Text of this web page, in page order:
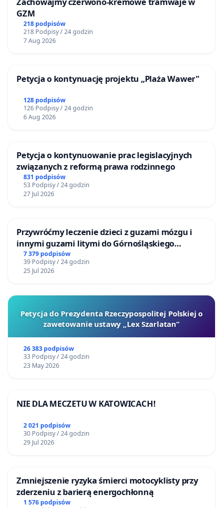
GZM
218 podpisów
218 Podpisy / 24 godzin
7 Aug 2026
Petycja o kontynuację projektu „Plaża Wawer"
128 podpisów
126 Podpisy / 24 godzin
6 Aug 2026
Petycja o kontynuowanie prac legislacyjnych
związanych z reformą prawa rodzinnego
831 podpisów
53 Podpisy / 24 godzin
27 Jul 2026
Przywróćmy leczenie dzieci z guzami mózgu i
innymi guzami litymi do Górnośląskiego
Centrum Zdrowia Dziecka w Katowicach
7 379 podpisów
39 Podpisy / 24 godzin
25 Jul 2026
Petycja do Prezydenta Rzeczypospolitej Polskiej o
zawetowanie ustawy „Lex Szarlatan”
26 383 podpisów
33 Podpisy / 24 godzin
23 May 2026
NIE DLA MECZETU W KATOWICACH!
2 021 podpisów
30 Podpisy / 24 godzin
29 Jul 2026
Zmniejszenie ryzyka śmierci motocyklisty przy
zderzeniu z barierą energochłonną
1 576 podpisów